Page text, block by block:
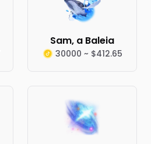
Sam, a Baleia
30000 ~ $412.65